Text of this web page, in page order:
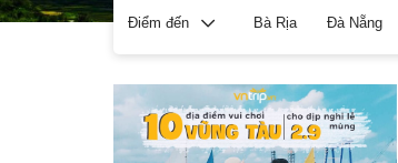
Điểm đến Bà Rịa Đà Nẵng